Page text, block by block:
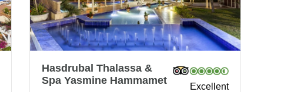
Hasdrubal Thalassa &
Spa Yasmine Hammamet
Excellent